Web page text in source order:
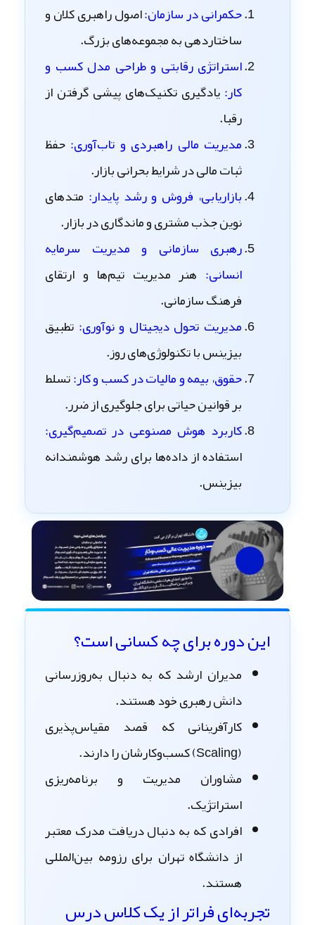
حکمرانی در سازمان:اصول راهبری کلان و
ساختاردهی به مجموعه‌های بزرگ.
استراتژی رقابتی و طراحی مدل کسب‌ و
یادگیری تکنیک‌های پیشی گرفتن از
رقبا.
مدیریت مالی راهبردی و تاب‌آوری:حفظ
ثبات مالی در شرایط بحرانی بازار.
بازاریابی، فروش و رشد پایدار:متدهای
نوین جذب مشتری و ماندگاری در بازار.
رهبری سازمانی و مدیریت سرمایه
انسانی:هنر مدیریت تیم‌ها و ارتقای
فرهنگ سازمانی.
مدیریت تحول دیجیتال و نوآوری:تطبیق
بیزینس با تکنولوژی‌های روز.
حقوق، بیمه و مالیات در کسب‌ و کار:تسلط
بر قوانین حیاتی برای جلوگیری از ضرر.
کاربرد هوش مصنوعی در تصمیم‌گیری:
استفاده از داده‌ها برای رشد هوشمندانه
بیزینس.
این دوره برای چه کسانی است؟
مدیران ارشد که به دنبال به‌روزرسانی
دانش رهبری خود هستند.
کارآفرینانی که قصد مقیاس‌پذیری
مشاوران مدیریت و برنامه‌ریزی
استراتژیک.
افرادی که به دنبال دریافت مدرک معتبر
از دانشگاه تهران برای رزومه بین‌المللی
هستند.
تجربه‌ای فراتر از یک کلاس درس